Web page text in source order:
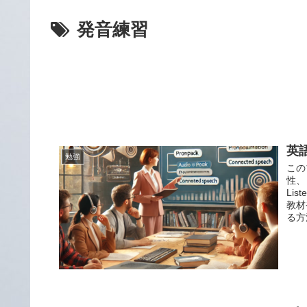
発音練習
勉強 英
こ
性
教
る